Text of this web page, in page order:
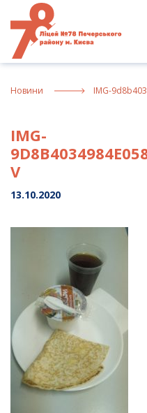
content
Новини IMG-
IMG-
V
13.10.2020